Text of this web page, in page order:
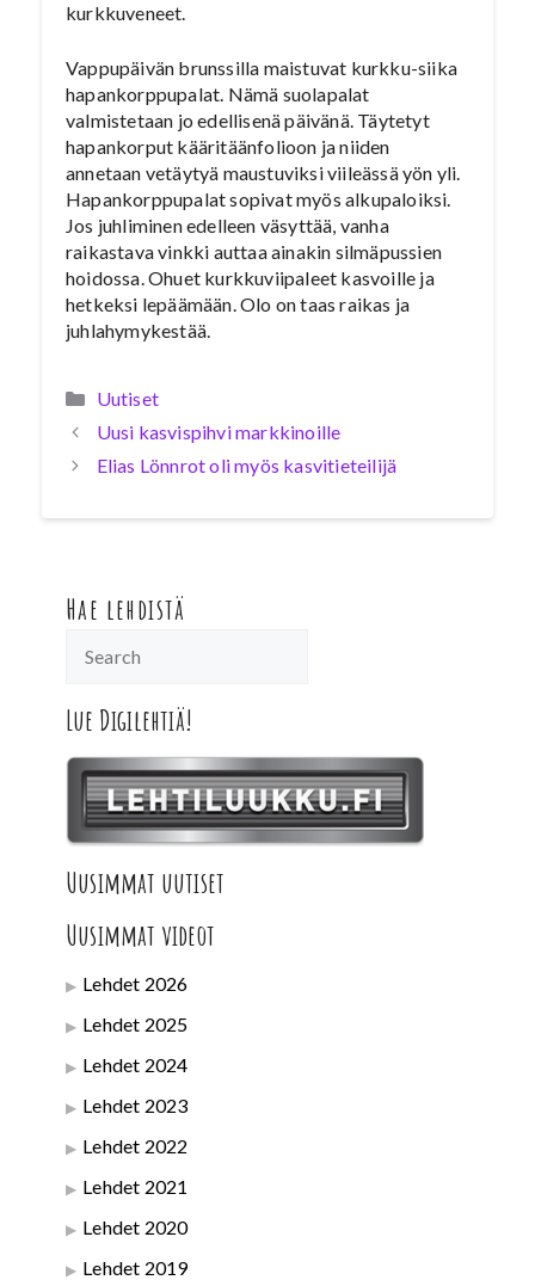
kurkkuveneet.
Vappupäivän brunssilla maistuvat kurkku-siika
hapankorppupalat. Nämä suolapalat
valmistetaan jo edellisenä päivänä. Täytetyt
hapankorput kääritäänfolioon ja niiden
annetaan vetäytyä maustuviksi viileässä yön yli.
Hapankorppupalat sopivat myös alkupaloiksi.
Jos juhliminen edelleen väsyttää, vanha
raikastava vinkki auttaa ainakin silmäpussien
hoidossa. Ohuet kurkkuviipaleet kasvoille ja
hetkeksi lepäämään. Olo on taas raikas ja
juhlahymykestää.
Kategoriat
Uutiset
Uusi kasvispihvi markkinoille
Elias Lönnrot oli myös kasvitieteilijä
Hae lehdistä
Lue Digilehtiä!
Uusimmat uutiset
Uusimmat videot
Lehdet 2026
Lehdet 2025
Lehdet 2024
Lehdet 2023
Lehdet 2022
Lehdet 2021
Lehdet 2020
Lehdet 2019